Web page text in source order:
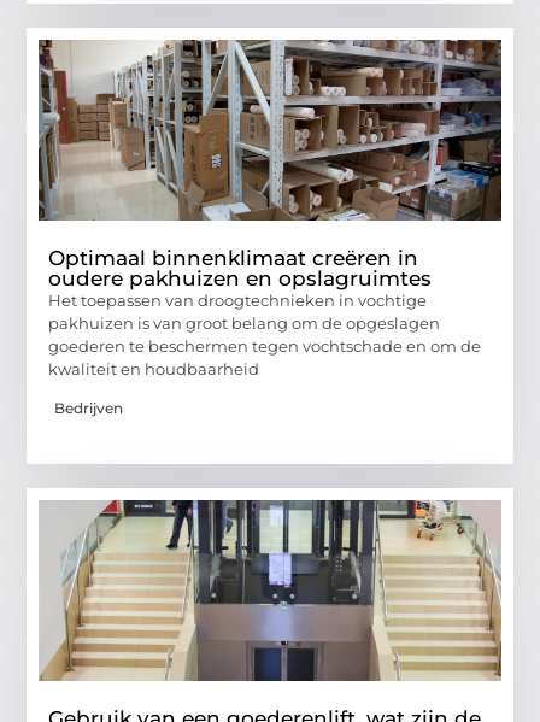
Optimaal binnenklimaat creëren in
oudere pakhuizen en opslagruimtes
Het toepassen van droogtechnieken in vochtige
pakhuizen is van groot belang om de opgeslagen
goederen te beschermen tegen vochtschade en om de
kwaliteit en houdbaarheid
Bedrijven